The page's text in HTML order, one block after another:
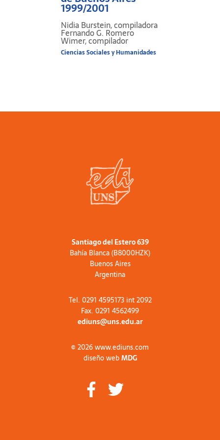
que son objeto de este libro.
1999/2001
Nidia Burstein, compiladora
Fernando G. Romero
Wimer, compilador
Ciencias Sociales y Humanidades
Santiago del Estero 639
Bahía Blanca (B8000HZK)
Buenos Aires
Argentina
Tel. 0291 4595173 int 2092
Fax. 0291 4562499
ediuns@uns.edu.ar
© 2026 www.ediuns.com
diseño webMDG